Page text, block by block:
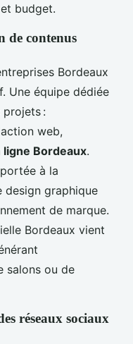
budget.
de contenus
Bordeaux
Une équipe dédiée
:
web,
Bordeaux.
à la
design graphique
de marque.
Bordeaux vient
salons ou de
réseaux sociaux